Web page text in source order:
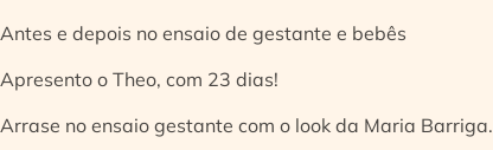
Antes e depois no ensaio de gestante e bebês
Apresento o Theo, com 23 dias!
Arrase no ensaio gestante com o look da Maria Barriga.